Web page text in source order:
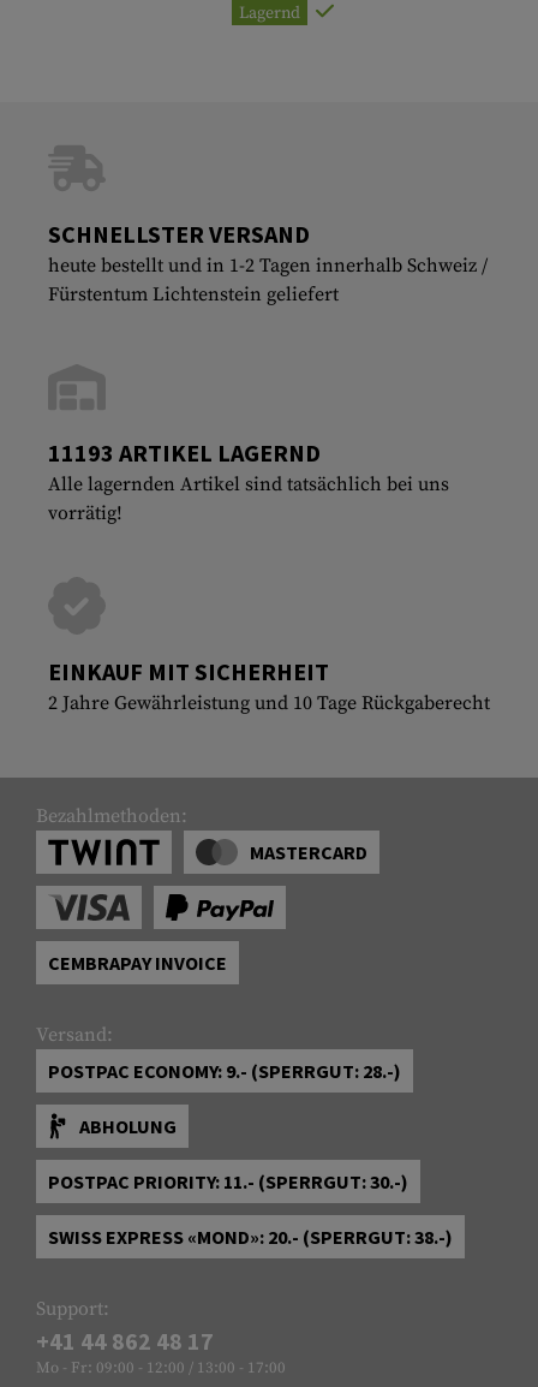
Lagernd
SCHNELLSTER VERSAND
heute bestellt und in 1-2 Tagen innerhalb Schweiz /
Fürstentum Lichtenstein geliefert
11193 ARTIKEL LAGERND
Alle lagernden Artikel sind tatsächlich bei uns
vorrätig!
EINKAUF MIT SICHERHEIT
2 Jahre Gewährleistung und 10 Tage Rückgaberecht
Bezahlmethoden:
MASTERCARD
CEMBRAPAY INVOICE
Versand:
POSTPAC ECONOMY: 9.- (SPERRGUT: 28.-)
ABHOLUNG
POSTPAC PRIORITY: 11.- (SPERRGUT: 30.-)
SWISS EXPRESS «MOND»: 20.- (SPERRGUT: 38.-)
Support:
+41 44 862 48 17
Mo - Fr: 09:00 - 12:00 / 13:00 - 17:00